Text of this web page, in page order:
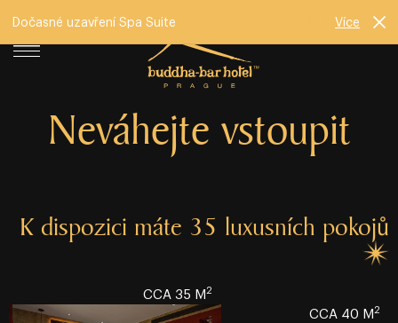
Neváhejte vstoupit
K dispozici máte 35 luxusních pokojů
CCA 35 M2
CCA 40 M2
Dočasné uzavření Spa Suite Více